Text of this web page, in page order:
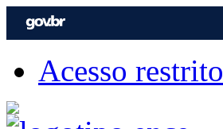
Acesso restrito